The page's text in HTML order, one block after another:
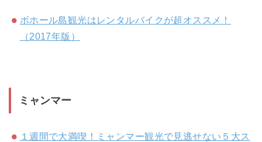
ボホール島観光はレンタルバイクが超オススメ！
（2017年版）
ミャンマー
１週間で大満喫！ミャンマー観光で見逃せない５大ス